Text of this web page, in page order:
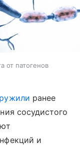
от патогенов
ранее
сосудистого
и